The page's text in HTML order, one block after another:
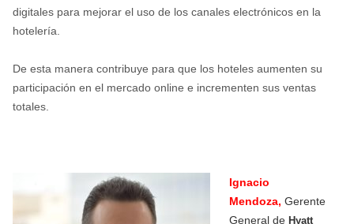
digitales para mejorar el uso de los canales electrónicos en la
hotelería.
De esta manera contribuye para que los hoteles aumenten su
participación en el mercado online e incrementen sus ventas
totales.
Ignacio
Mendoza, Gerente
General deHyatt